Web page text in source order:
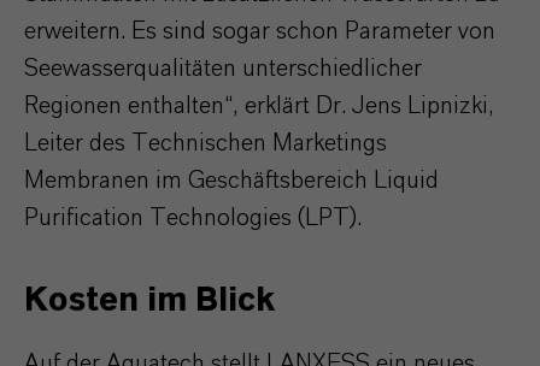
erweitern. Es sind sogar schon Parameter von
Seewasserqualitäten unterschiedlicher
Regionen enthalten“, erklärt Dr. Jens Lipnizki,
Leiter des Technischen Marketings
Membranen im Geschäftsbereich Liquid
Purification Technologies (LPT).
Kosten im Blick